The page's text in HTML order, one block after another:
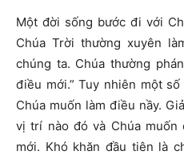
Một đời sống bước đi với
Chúa Trời thường xuyên
chúng ta. Chúa thường
điều mới.” Tuy nhiên một
Chúa muốn làm điều nầy.
vị trí nào đó và Chúa muốn
mới. Khó khăn đầu tiên là